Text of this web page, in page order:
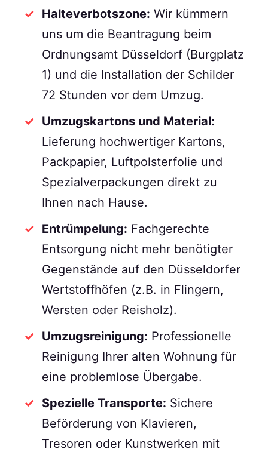
Halteverbotszone: Wir kümmern
uns um die Beantragung beim
Ordnungsamt Düsseldorf (Burgplatz
1) und die Installation der Schilder
72 Stunden vor dem Umzug.
Umzugskartons und Material:
Lieferung hochwertiger Kartons,
Packpapier, Luftpolsterfolie und
Spezialverpackungen direkt zu
Ihnen nach Hause.
Entrümpelung: Fachgerechte
Entsorgung nicht mehr benötigter
Gegenstände auf den Düsseldorfer
Wertstoffhöfen (z.B. in Flingern,
Wersten oder Reisholz).
Umzugsreinigung: Professionelle
Reinigung Ihrer alten Wohnung für
eine problemlose Übergabe.
Spezielle Transporte: Sichere
Beförderung von Klavieren,
Tresoren oder Kunstwerken mit